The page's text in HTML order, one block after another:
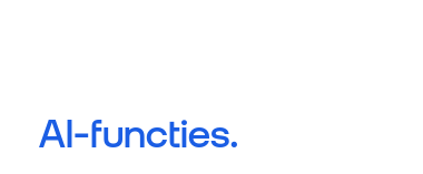
AI-functies.